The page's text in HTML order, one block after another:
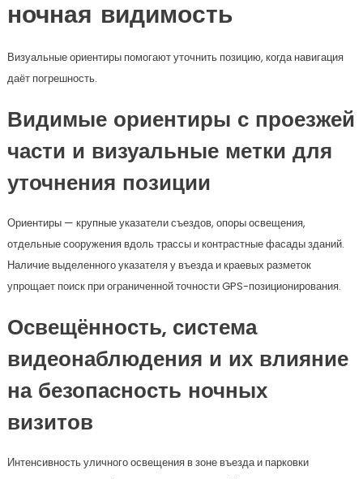
ночная видимость
Визуальные ориентиры помогают уточнить позицию, когда навигация
даёт погрешность.
Видимые ориентиры с проезжей
части и визуальные метки для
уточнения позиции
Ориентиры — крупные указатели съездов, опоры освещения,
отдельные сооружения вдоль трассы и контрастные фасады зданий.
Наличие выделенного указателя у въезда и краевых разметок
упрощает поиск при ограниченной точности GPS-позиционирования.
Освещённость, система
видеонаблюдения и их влияние
на безопасность ночных
визитов
Интенсивность уличного освещения в зоне въезда и парковки